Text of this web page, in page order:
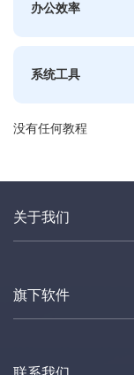
办公效率
系统工具
没有任何教程
关于我们
旗下软件